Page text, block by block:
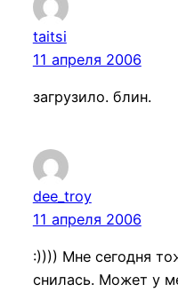
taitsi
11 апреля 2006
загрузило. блин.
dee_troy
11 апреля 2006
:)))) Мне сегодня
снилась. Может у